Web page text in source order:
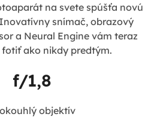
na svete spúšťa novú
snímač, obrazový
a Neural Engine vám teraz
ako nikdy predtým.
f/1,8
objektív